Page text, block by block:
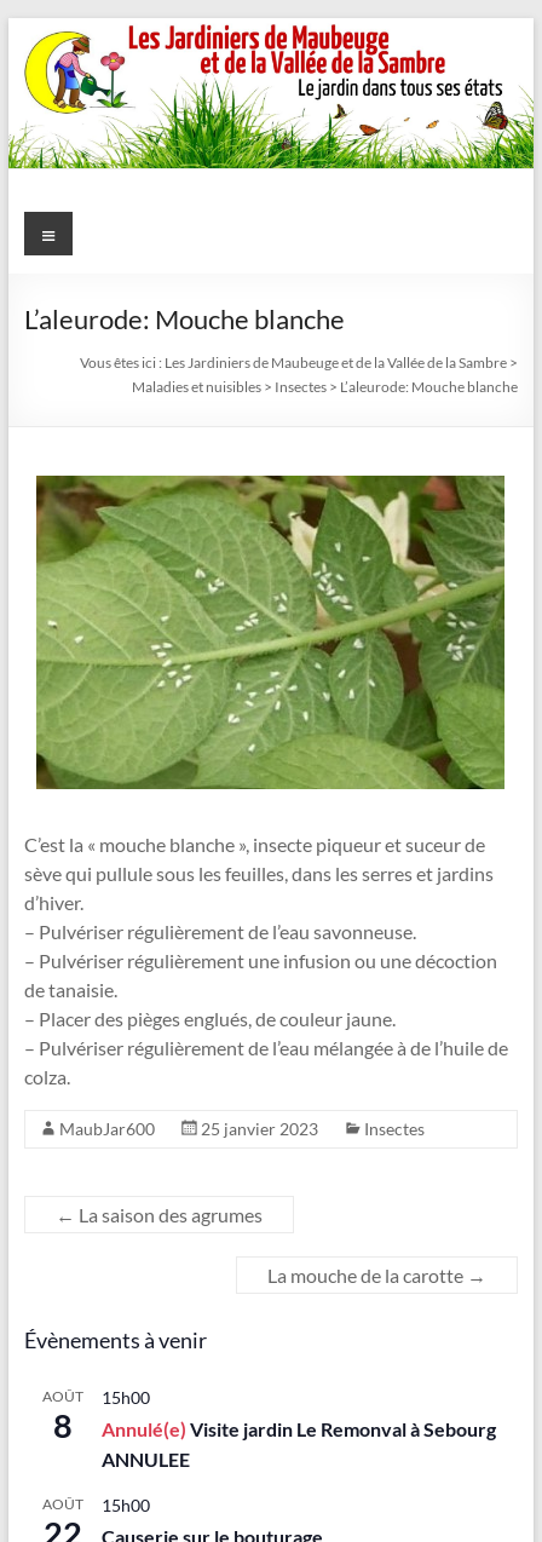
au
contenu
Les
de
Maubeuge
la
Vallée
de
la
Sambre
jardin
dans
ses
états
Menu
L’aleurode: Mouche blanche
Vous êtes ici : Les Jardiniers de Maubeuge et de la Vallée de la Sambre >
Maladies et nuisibles > Insectes > L’aleurode: Mouche blanche
C’est la « mouche blanche », insecte piqueur et suceur de
sève qui pullule sous les feuilles, dans les serres et jardins
d’hiver.
– Pulvériser régulièrement de l’eau savonneuse.
– Pulvériser régulièrement une infusion ou une décoction
de tanaisie.
– Placer des pièges englués, de couleur jaune.
– Pulvériser régulièrement de l’eau mélangée à de l’huile de
colza.
MaubJar600 25 janvier 2023 Insectes
← La saison des agrumes
La mouche de la carotte →
Évènements à venir
AOÛT
8
15h00
Annulé(e) Visite jardin Le Remonval à Sebourg
ANNULEE
AOÛT
22
15h00
Causerie sur le bouturage